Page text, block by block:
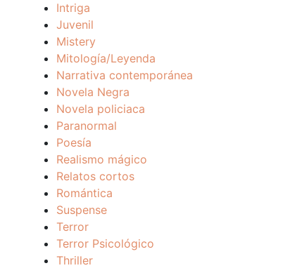
Intriga
Juvenil
Mistery
Mitología/Leyenda
Narrativa contemporánea
Novela Negra
Novela policiaca
Paranormal
Poesía
Realismo mágico
Relatos cortos
Romántica
Suspense
Terror
Terror Psicológico
Thriller